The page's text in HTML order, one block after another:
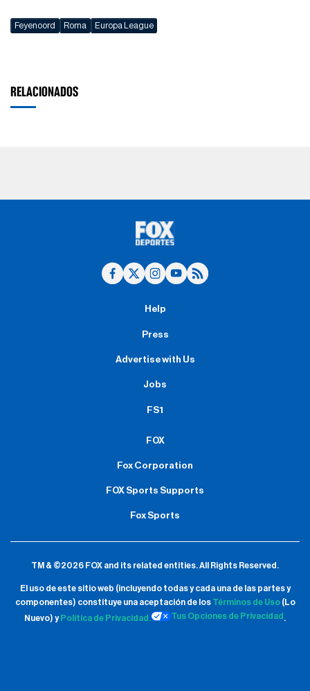
Feyenoord Roma Europa League
RELACIONADOS
Help
Press
Advertise with Us
Jobs
FS1
FOX
Fox Corporation
FOX Sports Supports
Fox Sports
TM & ©2026 FOX and its related entities.All Rights Reserved.
El uso de este sitio web (incluyendo todas y cada una de las partes y
componentes) constituye una aceptación de los Términos de Uso(Lo
Nuevo) y Política de Privacidad. Tus Opciones de Privacidad .